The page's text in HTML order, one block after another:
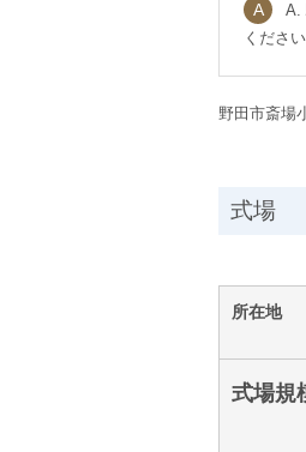
A.
ください
野田市斎場
式場
所在地
式場規